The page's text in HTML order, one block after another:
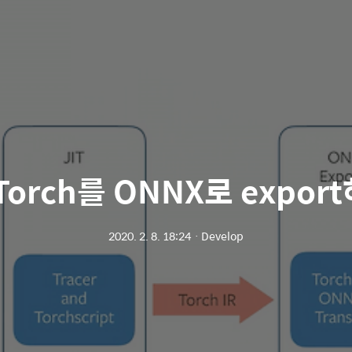
를 ONNX로 export
2020. 2. 8. 18:24 ㆍ Develop